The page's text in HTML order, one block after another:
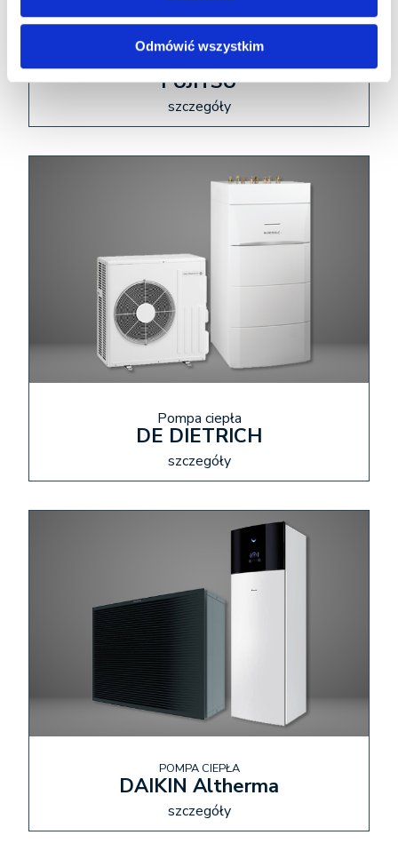
Odmówić wszystkim
FUJITSU
szczegóły
Pompa ciepła
DE DIETRICH
szczegóły
POMPA CIEPŁA
DAIKIN Altherma
szczegóły